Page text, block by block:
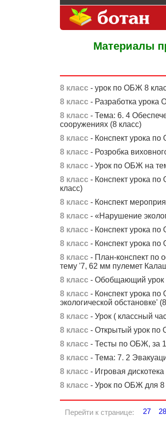
Материалы
8 класс- урок по ОБЖ 8
8 класс- Разработка урока
8 класс- Тема: 6. 4
сооружениях (8 класс)
8 класс- Конспект урока
8 класс- Розробка
8 класс- Урок по ОБЖ на
8 класс- Конспект урока
класс)
8 класс- Конспект
8 класс- «Нарушение
8 класс- Конспект урока
8 класс- Конспект урока
8 класс- План-конспект по
тему '7, 62 мм пулемет
8 класс- Обобщающий урок
8 класс- Конспект урока по
экологической обстановке'
8 класс- Урок ( классный
8 класс- Открытый урок по
8 класс- Тесты по ОБЖ, за 1
8 класс- Тема: 7. 2
8 класс- Игровая
8 класс- Урок по ОБЖ для 8
Перейти к странице: 27 28